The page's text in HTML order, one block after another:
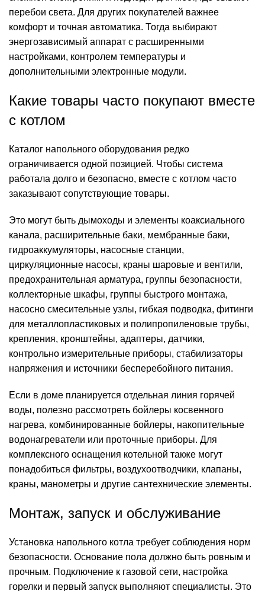
перебои света. Для других покупателей важнее
комфорт и точная автоматика. Тогда выбирают
энергозависимый аппарат с расширенными
настройками, контролем температуры и
дополнительными электронные модули.
Какие товары часто покупают вместе
с котлом
Каталог напольного оборудования редко
ограничивается одной позицией. Чтобы система
работала долго и безопасно, вместе с котлом часто
заказывают сопутствующие товары.
Это могут быть дымоходы и элементы коаксиального
канала, расширительные баки, мембранные баки,
гидроаккумуляторы, насосные станции,
циркуляционные насосы, краны шаровые и вентили,
предохранительная арматура, группы безопасности,
коллекторные шкафы, группы быстрого монтажа,
насосно смесительные узлы, гибкая подводка, фитинги
для металлопластиковых и полипропиленовые трубы,
крепления, кронштейны, адаптеры, датчики,
контрольно измерительные приборы, стабилизаторы
напряжения и источники бесперебойного питания.
Если в доме планируется отдельная линия горячей
воды, полезно рассмотреть бойлеры косвенного
нагрева, комбинированные бойлеры, накопительные
водонагреватели или проточные приборы. Для
комплексного оснащения котельной также могут
понадобиться фильтры, воздухоотводчики, клапаны,
краны, манометры и другие сантехнические элементы.
Монтаж, запуск и обслуживание
Установка напольного котла требует соблюдения норм
безопасности. Основание пола должно быть ровным и
прочным. Подключение к газовой сети, настройка
горелки и первый запуск выполняют специалисты. Это